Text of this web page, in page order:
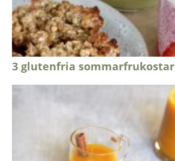
3 glutenfria sommarfrukostar